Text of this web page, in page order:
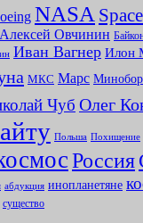
NASA
Алексей Овчинин
Иван Вагнер Илон
МКС Марс
Чуб Олег
Польша Похищение
Россия
абдукция инопланетяне
существо